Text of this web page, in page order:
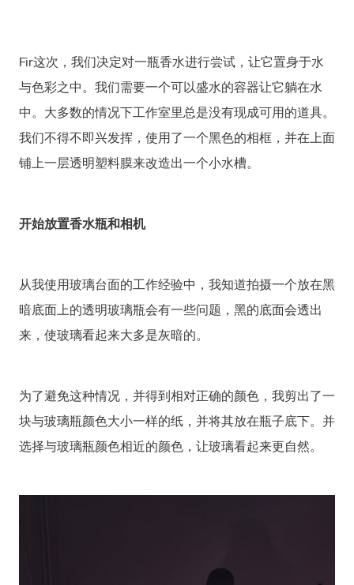
Fir这次，我们决定对一瓶香水进行尝试，让它置身于水
与色彩之中。我们需要一个可以盛水的容器让它躺在水
中。大多数的情况下工作室里总是没有现成可用的道具。
我们不得不即兴发挥，使用了一个黑色的相框，并在上面
铺上一层透明塑料膜来改造出一个小水槽。
开始放置香水瓶和相机
从我使用玻璃台面的工作经验中，我知道拍摄一个放在黑
暗底面上的透明玻璃瓶会有一些问题，黑的底面会透出
来，使玻璃看起来大多是灰暗的。
为了避免这种情况，并得到相对正确的颜色，我剪出了一
块与玻璃瓶颜色大小一样的纸，并将其放在瓶子底下。并
选择与玻璃瓶颜色相近的颜色，让玻璃看起来更自然。